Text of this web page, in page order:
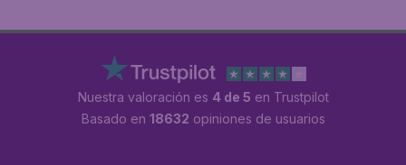
Nuestra valoración es 4 de 5 en Trustpilot
Basado en 18632 opiniones de usuarios